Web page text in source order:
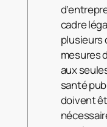
cadre
plusieurs
mesures
aux
santé
doivent